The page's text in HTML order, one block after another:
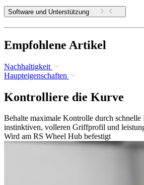
Software und Unterstützung
Empfohlene Artikel
Nachhaltigkeit
Haupteigenschaften
Kontrolliere die Kurve
Behalte maximale Kontrolle durch schnelle
instinktiven, volleren Griffprofil und
Wird am RS Wheel Hub befestigt